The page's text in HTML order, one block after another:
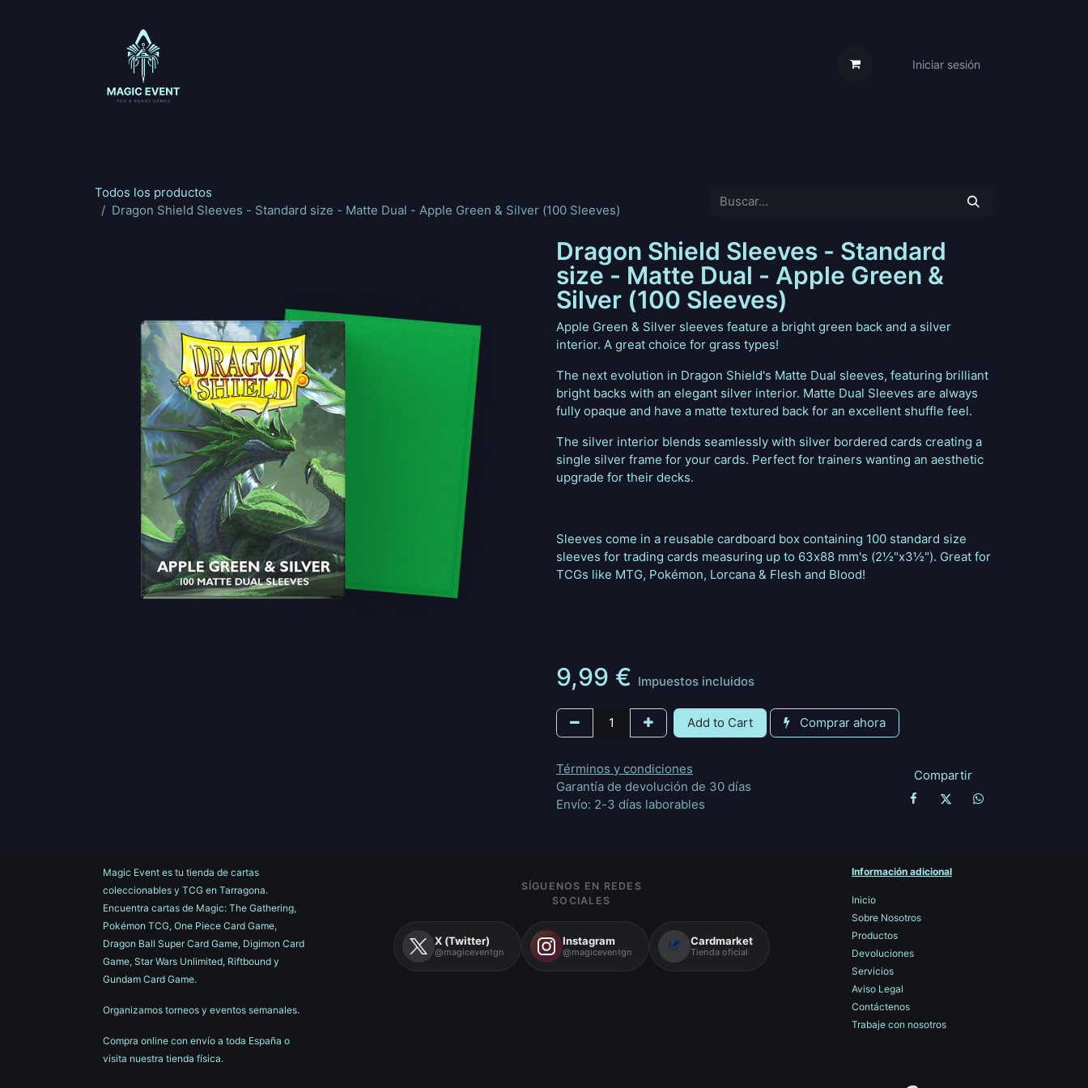
Iniciar sesión
Todos los productos
Dragon Shield Sleeves - Standard size - Matte Dual - Apple Green & Silver (100 Sleeves)
Dragon Shield Sleeves - Standard
size - Matte Dual - Apple Green &
Silver (100 Sleeves)
Apple Green & Silver sleeves feature a bright green back and a silver
interior. A great choice for grass types!
The next evolution in Dragon Shield's Matte Dual sleeves, featuring brilliant
bright backs with an elegant silver interior. Matte Dual Sleeves are always
fully opaque and have a matte textured back for an excellent shuffle feel.
The silver interior blends seamlessly with silver bordered cards creating a
single silver frame for your cards. Perfect for trainers wanting an aesthetic
upgrade for their decks.
Sleeves come in a reusable cardboard box containing 100 standard size
sleeves for trading cards measuring up to 63x88 mm's (2½"x3½"). Great for
TCGs like MTG, Pokémon, Lorcana & Flesh and Blood!
9,99 € Impuestos incluidos
Add to Cart Comprar ahora
Términos y condiciones
Garantía de devolución de 30 días
Envío: 2-3 días laborables
Compartir
Magic Event es tu tienda de cartas
coleccionables y TCG en Tarragona.
Encuentra cartas de Magic: The Gathering,
Pokémon TCG, One Piece Card Game,
Dragon Ball Super Card Game, Digimon Card
Game, Star Wars Unlimited, Riftbound y
Gundam Card Game.
Organizamos torneos y eventos semanales.
Compra online con envío a toda España o
visita nuestra tienda física.
SÍGUENOS EN REDES
SOCIALES
X (Twitter)
@magiceventgn
Instagram
@magiceventgn
Cardmarket
Tienda oficial
Información adicional
Inicio
Sobre Nosotros
Productos
Devoluciones
Servicios
Aviso Legal
Contáctenos
Trabaje con nosotros